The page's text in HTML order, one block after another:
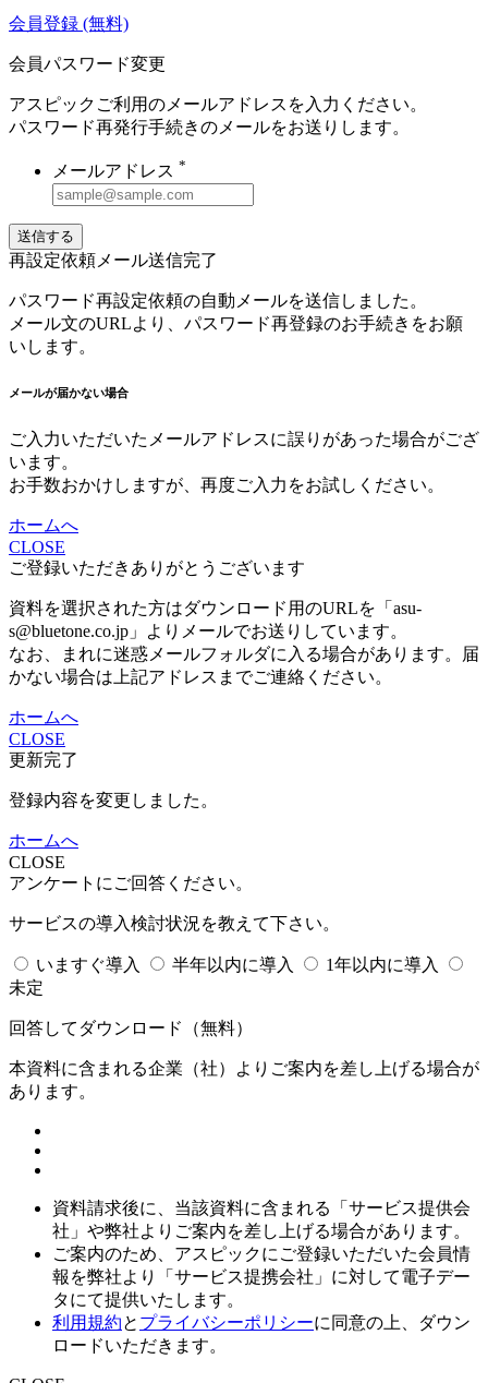
会員登録 (無料)
会員パスワード変更
アスピックご利用のメールアドレスを入力ください。
パスワード再発行手続きのメールをお送りします。
メールアドレス *
送信する
再設定依頼メール送信完了
パスワード再設定依頼の自動メールを送信しました。
メール文のURLより、パスワード再登録のお手続きをお願
いします。
メールが届かない場合
ご入力いただいたメールアドレスに誤りがあった場合がござ
います。
お手数おかけしますが、再度ご入力をお試しください。
ホームへ
CLOSE
ご登録いただきありがとうございます
資料を選択された方はダウンロード用のURLを「asu-
s@bluetone.co.jp」よりメールでお送りしています。
なお、まれに迷惑メールフォルダに入る場合があります。届
かない場合は上記アドレスまでご連絡ください。
ホームへ
CLOSE
更新完了
登録内容を変更しました。
ホームへ
CLOSE
アンケートにご回答ください。
サービスの導入検討状況を教えて下さい。
いますぐ導入 半年以内に導入
1年以内に導入
未定
回答してダウンロード （無料）
本資料に含まれる企業（社）よりご案内を差し上げる場合が
あります。
資料請求後に、当該資料に含まれる「サービス提供会
社」や弊社よりご案内を差し上げる場合があります。
ご案内のため、アスピックにご登録いただいた会員情
報を弊社より「サービス提携会社」に対して電子デー
タにて提供いたします。
利用規約と プライバシーポリシーに同意の上、ダウン
ロードいただきます。